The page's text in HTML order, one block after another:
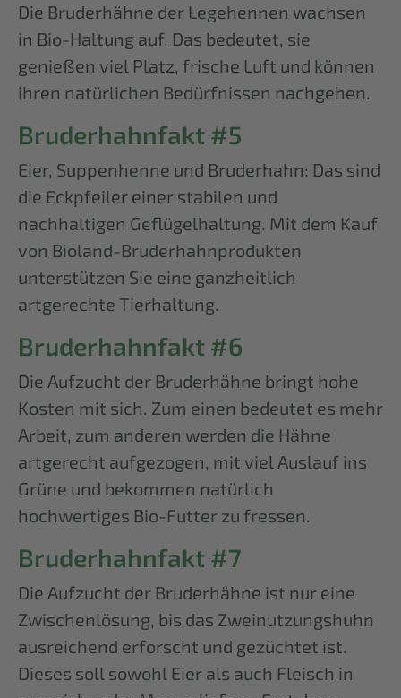
Die Bruderhähne der Legehennen wachsen
in Bio-Haltung auf. Das bedeutet, sie
genießen viel Platz, frische Luft und können
ihren natürlichen Bedürfnissen nachgehen.
Bruderhahnfakt #5
Eier, Suppenhenne und Bruderhahn: Das sind
die Eckpfeiler einer stabilen und
nachhaltigen Geflügelhaltung. Mit dem Kauf
von Bioland-Bruderhahnprodukten
unterstützen Sie eine ganzheitlich
artgerechte Tierhaltung.
Bruderhahnfakt #6
Die Aufzucht der Bruderhähne bringt hohe
Kosten mit sich. Zum einen bedeutet es mehr
Arbeit, zum anderen werden die Hähne
artgerecht aufgezogen, mit viel Auslauf ins
Grüne und bekommen natürlich
hochwertiges Bio-Futter zu fressen.
Bruderhahnfakt #7
Die Aufzucht der Bruderhähne ist nur eine
Zwischenlösung, bis das Zweinutzungshuhn
ausreichend erforscht und gezüchtet ist.
Dieses soll sowohl Eier als auch Fleisch in